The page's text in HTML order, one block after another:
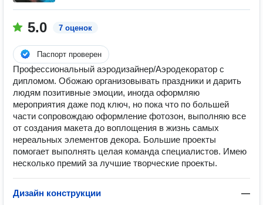
5.0 7 оценок
Паспорт проверен
Профессиональный аэродизайнер/Аэродекоратор с
дипломом. Обожаю организовывать праздники и дарить
людям позитивные эмоции, иногда оформляю
мероприятия даже под ключ, но пока что по большей
части сопровождаю оформление фотозон, выполняю все
от создания макета до воплощения в жизнь самых
нереальных элементов декора. Большие проекты
помогает выполнять целая команда специалистов. Имею
несколько премий за лучшие творческие проекты.
Дизайн конструкции —